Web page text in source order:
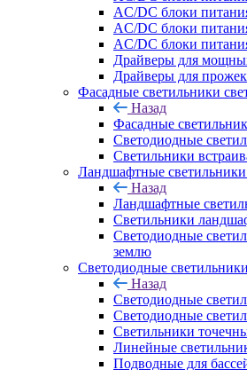
AC/DC блоки
AC/DC блоки
AC/DC блоки
Драйверы для
Драйверы для
Фасадные светильники
Назад
Фасадные
Светодиодные
Светильники
Ландшафтные
Назад
Ландшафтные
Светильники
Светодиодные
землю
Светодиодные светильники
Назад
Светодиодные
Светодиодные
Светильники
Линейные
Подводные для